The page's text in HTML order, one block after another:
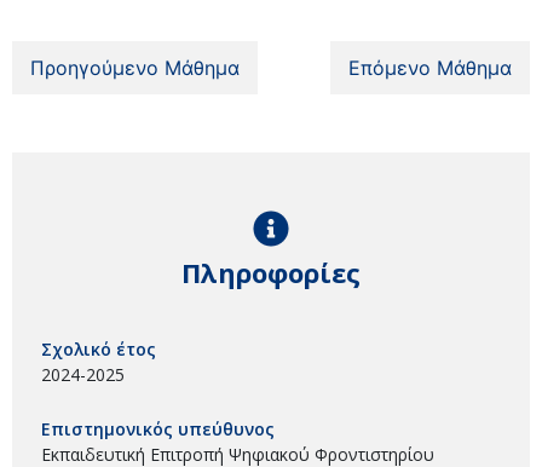
Προηγούμενο Μάθημα Επόμενο Μάθημα
Πληροφορίες
Σχολικό έτος
2024-2025
Επιστημονικός υπεύθυνος
Εκπαιδευτική Επιτροπή Ψηφιακού Φροντιστηρίου